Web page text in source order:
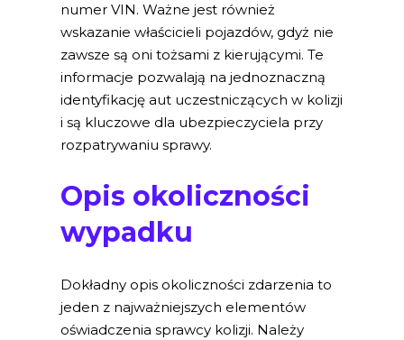
numer VIN. Ważne jest również
wskazanie właścicieli pojazdów, gdyż nie
zawsze są oni tożsami z kierującymi. Te
informacje pozwalają na jednoznaczną
identyfikację aut uczestniczących w kolizji
i są kluczowe dla ubezpieczyciela przy
rozpatrywaniu sprawy.
Opis okoliczności
wypadku
Dokładny opis okoliczności zdarzenia to
jeden z najważniejszych elementów
oświadczenia sprawcy kolizji. Należy